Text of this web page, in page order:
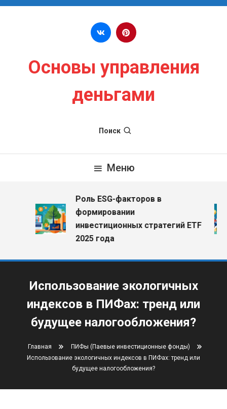
Перейти к содержимому
Основы управления
деньгами
Поиск
Меню
Роль ESG-факторов в
формировании
инвестиционных стратегий ETF
2025 года
Использование экологичных
индексов в ПИФах: тренд или
будущее налогообложения?
Главная
ПИФы (Паевые инвестиционные фонды)
Использование экологичных индексов в ПИФах: тренд или
будущее налогообложения?